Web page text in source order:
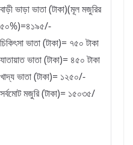
বাড়ী ভাড়া ভাতা (টাকা)(মূল মজুরির
৫০%)=৪১৯৫/-
চিকিৎসা ভাতা (টাকা)= ৭৫০ টাকা
যাতায়াত ভাতা (টাকা)= ৪৫০ টাকা
খাদ্য ভাতা (টাকা)= ১২৫০/-
সর্বমোট মজুরি (টাকা)= ১৫০৩৫/